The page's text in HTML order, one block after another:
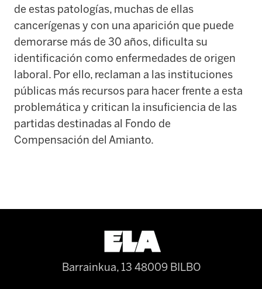
de estas patologías, muchas de ellas
cancerígenas y con una aparición que puede
demorarse más de 30 años, dificulta su
identificación como enfermedades de origen
laboral. Por ello, reclaman a las instituciones
públicas más recursos para hacer frente a esta
problemática y critican la insuficiencia de las
partidas destinadas al Fondo de
Compensación del Amianto.
Barrainkua, 13 48009 BILBO